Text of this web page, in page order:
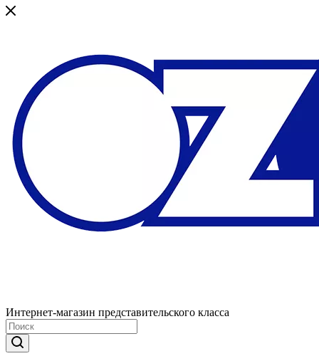
Интернет-магазин представительского класса